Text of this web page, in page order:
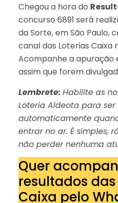
Chegou a hora do
concurso 6891 será
da Sorte, em São Paulo,
canal das Loterias Caixa
Acompanhe a apuração
assim que forem
Lembrete: Habilite as
Loteria Aldeota para
automaticamente
entrar no ar. É simples,
não perder nenhuma
Quer
resultados
Caixa pelo